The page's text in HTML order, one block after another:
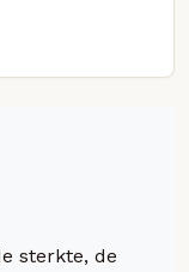
sterkte, de